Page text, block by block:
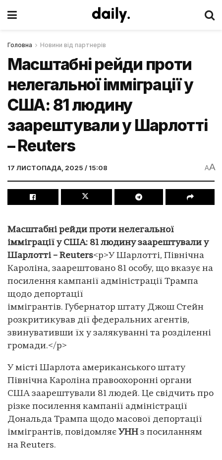
Головна Новини від партнерів
Масштабні рейди проти
нелегальної імміграції у
США: 81 людину
заарештували у Шарлотті
– Reuters
17 ЛИСТОПАДА, 2025 / 15:08 AA
Масштабні рейди проти нелегальної
імміграції у США: 81 людину заарештували у
Шарлотті – Reuters<p>У Шарлотті, Північна
Кароліна, заарештовано 81 особу, що вказує на
посилення кампанії адміністрації Трампа
щодо депортації
іммігрантів. Губернатор штату Джош Стейн
розкритикував дії федеральних агентів,
звинувативши їх у залякуванні та розділенні
громади.</p>
У місті Шарлота американського штату
Північна Кароліна правоохоронні органи
США заарештували 81 людей. Це свідчить про
різке посилення кампанії адміністрації
Дональда Трампа щодо масової депортації
іммігрантів, повідомляє УНН з посиланням
на Reuters.